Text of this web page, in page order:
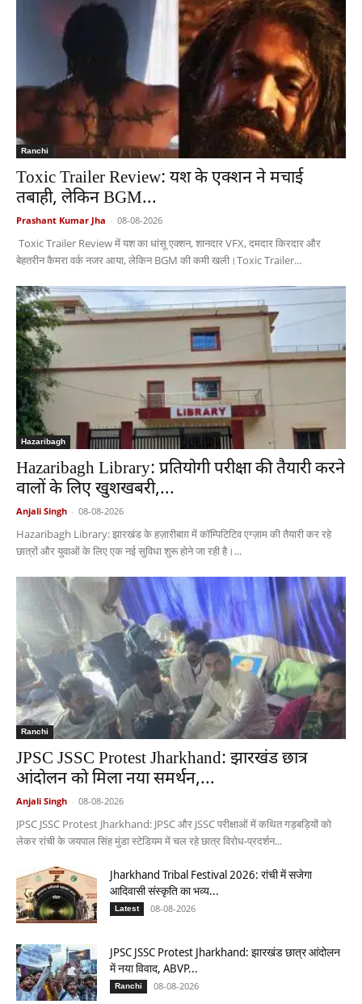
Ranchi
Toxic Trailer Review: यश के एक्शन ने मचाई
तबाही, लेकिन BGM...
Prashant Kumar Jha - 08-08-2026
Toxic Trailer Review में यश का धांसू एक्शन, शानदार VFX, दमदार किरदार और
बेहतरीन कैमरा वर्क नजर आया, लेकिन BGM की कमी खली।Toxic Trailer...
Hazaribagh
Hazaribagh Library: प्रतियोगी परीक्षा की तैयारी करने
वालों के लिए खुशखबरी,...
Anjali Singh - 08-08-2026
Hazaribagh Library: झारखंड के हज़ारीबाग़ में कॉम्पिटिटिव एग्ज़ाम की तैयारी कर रहे
छात्रों और युवाओं के लिए एक नई सुविधा शुरू होने जा रही है।...
Ranchi
JPSC JSSC Protest Jharkhand: झारखंड छात्र
आंदोलन को मिला नया समर्थन,...
Anjali Singh - 08-08-2026
JPSC JSSC Protest Jharkhand: JPSC और JSSC परीक्षाओं में कथित गड़बड़ियों को
लेकर रांची के जयपाल सिंह मुंडा स्टेडियम में चल रहे छात्र विरोध-प्रदर्शन...
Jharkhand Tribal Festival 2026: रांची में सजेगा
आदिवासी संस्कृति का भव्य...
Latest 08-08-2026
JPSC JSSC Protest Jharkhand: झारखंड छात्र आंदोलन
में नया विवाद, ABVP...
Ranchi 08-08-2026